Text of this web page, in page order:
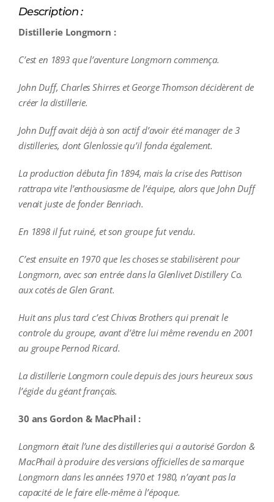
Description :
Distillerie Longmorn :
C’est en 1893 que l’aventure Longmorn commença.
John Duff, Charles Shirres et George Thomson décidèrent de
créer la distillerie.
John Duff avait déjà à son actif d’avoir été manager de 3
distilleries, dont Glenlossie qu’il fonda également.
La production débuta fin 1894, mais la crise des Pattison
rattrapa vite l’enthousiasme de l’équipe, alors que John Duff
venait juste de fonder Benriach.
En 1898 il fut ruiné, et son groupe fut vendu.
C’est ensuite en 1970 que les choses se stabilisèrent pour
Longmorn, avec son entrée dans la Glenlivet Distillery Co.
aux cotés de Glen Grant.
Huit ans plus tard c’est Chivas Brothers qui prenait le
controle du groupe, avant d’être lui même revendu en 2001
au groupe Pernod Ricard.
La distillerie Longmorn coule depuis des jours heureux sous
l’égide du géant français.
30 ans Gordon & MacPhail :
Longmorn était l’une des distilleries qui a autorisé Gordon &
MacPhail à produire des versions officielles de sa marque
Longmorn dans les années 1970 et 1980, n’ayant pas la
capacité de le faire elle-même à l’époque.